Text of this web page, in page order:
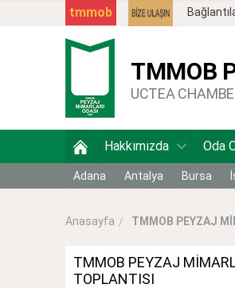
tmmob
TMMOB
UCTEA
Hakkımızda Oda
Adana Antalya Bursa
Anasayfa TMMOB PEYZAJ
TMMOB PEYZAJ
TOPLANTISI